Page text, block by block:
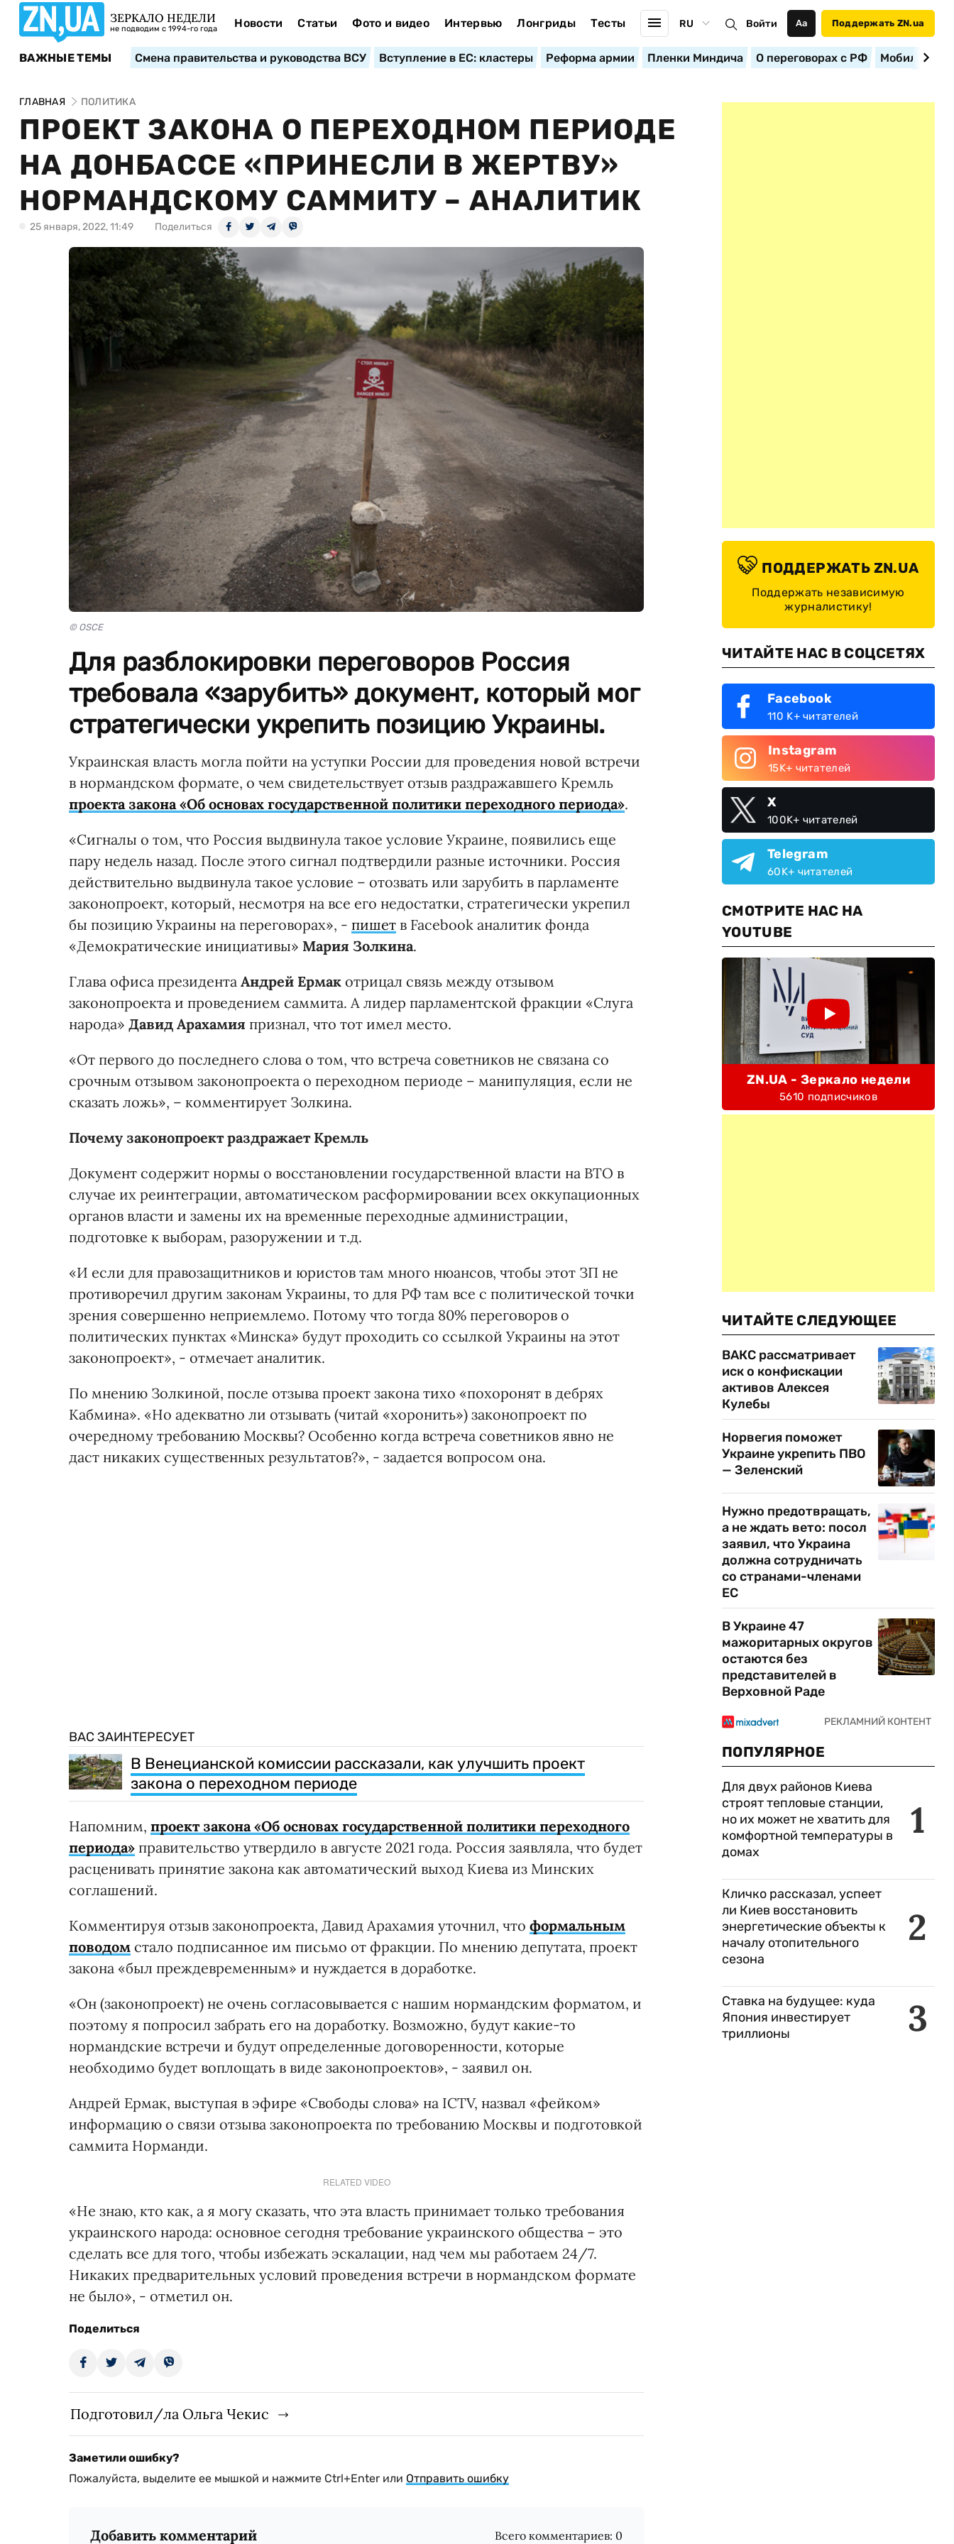
ЗЕРКАЛО НЕДЕЛИ
не подводим с 1994-го года Новости Статьи Фото и видео Интервью Лонгриды Тесты RU Войти Аа Поддержать ZN.ua
ВАЖНЫЕ ТЕМЫ Смена правительства и руководства ВСУ Вступление в ЕС: кластеры Реформа армии Пленки Миндича О переговорах с РФ
ГЛАВНАЯ ПОЛИТИКА
ПРОЕКТ ЗАКОНА О ПЕРЕХОДНОМ ПЕРИОДЕ
НА ДОНБАССЕ «ПРИНЕСЛИ В ЖЕРТВУ»
НОРМАНДСКОМУ САММИТУ – АНАЛИТИК
25 января, 2022, 11:49 Поделиться
© OSCE
Для разблокировки переговоров Россия
требовала «зарубить» документ, который мог
стратегически укрепить позицию Украины.
Украинская власть могла пойти на уступки России для проведения новой встречи
в нормандском формате, о чем свидетельствует отзыв раздражавшего Кремль
проекта закона «Об основах государственной политики переходного периода».
«Сигналы о том, что Россия выдвинула такое условие Украине, появились еще
пару недель назад. После этого сигнал подтвердили разные источники. Россия
действительно выдвинула такое условие – отозвать или зарубить в парламенте
законопроект, который, несмотря на все его недостатки, стратегически укрепил
бы позицию Украины на переговорах», - пишет в Facebook аналитик фонда
«Демократические инициативы» Мария Золкина.
Глава офиса президента Андрей Ермак отрицал связь между отзывом
законопроекта и проведением саммита. А лидер парламентской фракции «Слуга
народа» Давид Арахамия признал, что тот имел место.
«От первого до последнего слова о том, что встреча советников не связана со
срочным отзывом законопроекта о переходном периоде – манипуляция, если не
сказать ложь», – комментирует Золкина.
Почему законопроект раздражает Кремль
Документ содержит нормы о восстановлении государственной власти на ВТО в
случае их реинтеграции, автоматическом расформировании всех оккупационных
органов власти и замены их на временные переходные администрации,
подготовке к выборам, разоружении и т.д.
«И если для правозащитников и юристов там много нюансов, чтобы этот ЗП не
противоречил другим законам Украины, то для РФ там все с политической точки
зрения совершенно неприемлемо. Потому что тогда 80% переговоров о
политических пунктах «Минска» будут проходить со ссылкой Украины на этот
законопроект», - отмечает аналитик.
По мнению Золкиной, после отзыва проект закона тихо «похоронят в дебрях
Кабмина». «Но адекватно ли отзывать (читай «хоронить») законопроект по
очередному требованию Москвы? Особенно когда встреча советников явно не
даст никаких существенных результатов?», - задается вопросом она.
ВАС ЗАИНТЕРЕСУЕТ
В Венецианской комиссии рассказали, как улучшить проект
закона о переходном периоде
Напомним, проект закона «Об основах государственной политики переходного
периода» правительство утвердило в августе 2021 года. Россия заявляла, что будет
расценивать принятие закона как автоматический выход Киева из Минских
соглашений.
Комментируя отзыв законопроекта, Давид Арахамия уточнил, что формальным
поводом стало подписанное им письмо от фракции. По мнению депутата, проект
закона «был преждевременным» и нуждается в доработке.
«Он (законопроект) не очень согласовывается с нашим нормандским форматом, и
поэтому я попросил забрать его на доработку. Возможно, будут какие-то
нормандские встречи и будут определенные договоренности, которые
необходимо будет воплощать в виде законопроектов», - заявил он.
Андрей Ермак, выступая в эфире «Свободы слова» на ICTV, назвал «фейком»
информацию о связи отзыва законопроекта по требованию Москвы и подготовкой
саммита Норманди.
RELATED VIDEO
«Не знаю, кто как, а я могу сказать, что эта власть принимает только требования
украинского народа: основное сегодня требование украинского общества – это
сделать все для того, чтобы избежать эскалации, над чем мы работаем 24/7.
Никаких предварительных условий проведения встречи в нормандском формате
не было», - отметил он.
Поделиться
Подготовил/ла Ольга Чекис
Заметили ошибку?
Пожалуйста, выделите ее мышкой и нажмите Ctrl+Enter или Отправить ошибку
Добавить комментарий Всего комментариев: 0
ПОДДЕРЖАТЬ ZN.UA
Поддержать независимую
журналистику!
ЧИТАЙТЕ НАС В СОЦСЕТЯХ
Facebook
110 K+ читателей
Instagram
15K+ читателей
X
100K+ читателей
Telegram
60K+ читателей
СМОТРИТЕ НАС НА
YOUTUBE
ZN.UA - Зеркало недели
5610 подписчиков
ЧИТАЙТЕ СЛЕДУЮЩЕЕ
ВАКС рассматривает
иск о конфискации
активов Алексея
Кулебы
Норвегия поможет
Украине укрепить ПВО
— Зеленский
Нужно предотвращать,
а не ждать вето: посол
заявил, что Украина
должна сотрудничать
со странами-членами
ЕС
В Украине 47
мажоритарных округов
остаются без
представителей в
Верховной Раде
ПОПУЛЯРНОЕ
1
Для двух районов Киева
строят тепловые станции,
но их может не хватить для
комфортной температуры в
домах
2
Кличко рассказал, успеет
ли Киев восстановить
энергетические объекты к
началу отопительного
сезона
3
Ставка на будущее: куда
Япония инвестирует
триллионы